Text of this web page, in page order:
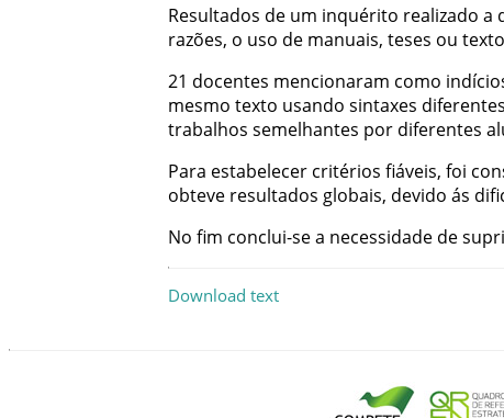
Resultados de um inquérito realizado a
razões, o uso de manuais, teses ou
21 docentes mencionaram como
mesmo texto usando sintaxes diferentes
trabalhos semelhantes por diferentes
Para estabelecer critérios fiáveis, foi
obteve resultados globais, devido ás
No fim conclui-sea necessidade de
Download text